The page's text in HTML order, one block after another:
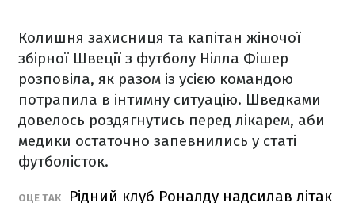
Колишня захисниця та капітан жіночої
збірної Швеції з футболу Нілла Фішер
розповіла, як разом із усією командою
потрапила в інтимну ситуацію. Шведками
довелось роздягнутись перед лікарем, аби
медики остаточно запевнились у статі
футболісток.
ОЦЕ ТАК
Рідний клуб Роналду надсилав літак